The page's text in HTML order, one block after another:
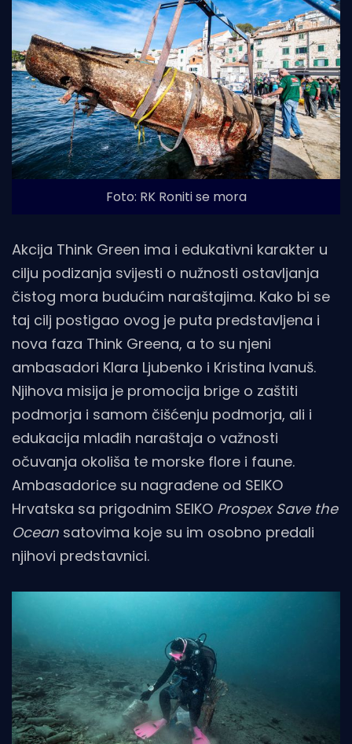
Foto: RK Roniti se mora
Akcija Think Green ima i edukativni karakter u
cilju podizanja svijesti o nužnosti ostavljanja
čistog mora budućim naraštajima. Kako bi se
taj cilj postigao ovog je puta predstavljena i
nova faza Think Greena, a to su njeni
ambasadori Klara Ljubenko i Kristina Ivanuš.
Njihova misija je promocija brige o zaštiti
podmorja i samom čišćenju podmorja, ali i
edukacija mlađih naraštaja o važnosti
očuvanja okoliša te morske flore i faune.
Ambasadorice su nagrađene od SEIKO
Hrvatska sa prigodnim SEIKO Prospex Save the
Ocean satovima koje su im osobno predali
njihovi predstavnici.